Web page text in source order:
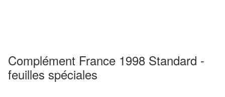
Complément France 1998 Standard -
feuilles spéciales